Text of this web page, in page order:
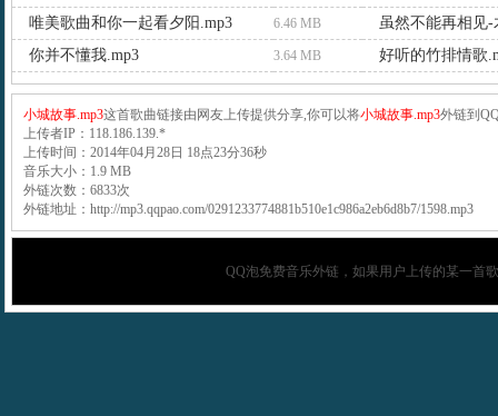
唯美歌曲和你一起看夕阳.mp3
6.46 MB
虽然不能再相见-
你并不懂我.mp3
3.64 MB 好听的竹排情歌
小城故事.mp3这首歌曲链接由网友上传提供分享,你可以将小城故事.mp3外链到
上传者IP：118.186.139.*
上传时间：2014年04月28日 18点23分36秒
音乐大小：1.9 MB
外链次数：6833次
外链地址：http://mp3.qqpao.com/0291233774881b510e1c986a2eb6d8b7/1598.mp3
QQ泡免费音乐外链，如果用户上传的某一首